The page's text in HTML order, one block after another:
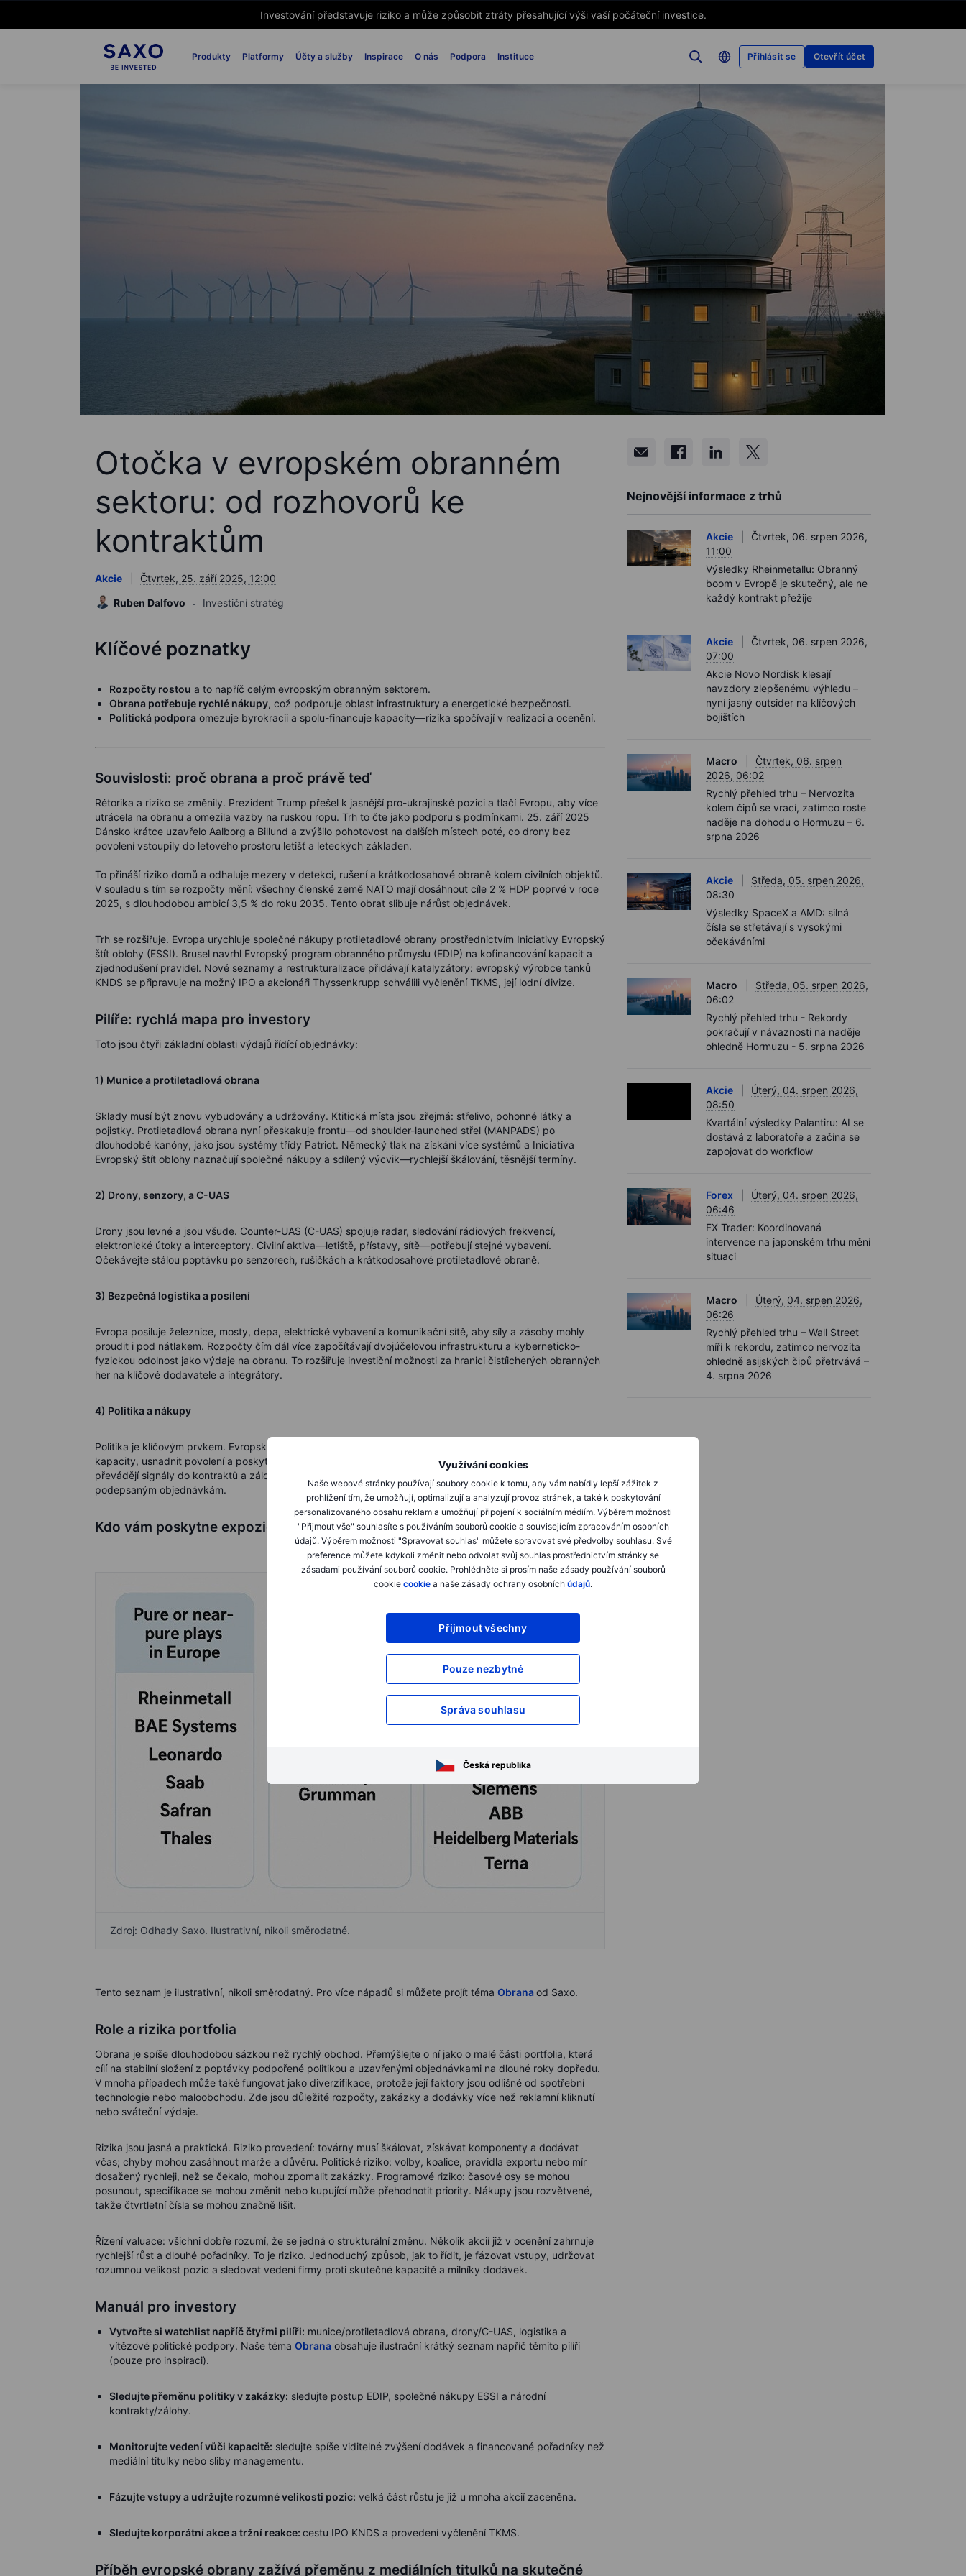
Investování představuje riziko a může způsobit ztráty přesahující výši vaší počáteční investice.
Produkty Platformy Účty a služby Inspirace O nás Podpora Instituce Přihlásit se Otevřít účet
Využívání cookies
Naše webové stránky používají soubory cookie k tomu, aby vám nabídly lepší zážitek z
prohlížení tím, že umožňují, optimalizují a analyzují provoz stránek, a také k poskytování
personalizovaného obsahu reklam a umožňují připojení k sociálním médiím. Výběrem možnosti
"Přijmout vše" souhlasíte s používáním souborů cookie a souvisejícím zpracováním osobních
údajů. Výběrem možnosti "Spravovat souhlas" můžete spravovat své předvolby souhlasu. Své
preference můžete kdykoli změnit nebo odvolat svůj souhlas prostřednictvím stránky se
zásadami používání souborů cookie. Prohlédněte si prosím naše zásady používání souborů
cookie cookie a naše zásady ochrany osobních údajů.
Přijmout všechny
Pouze nezbytné
Správa souhlasu
Česká republika
Otočka v evropském obranném
sektoru: od rozhovorů ke
kontraktům
Akcie
Čtvrtek, 25. září 2025, 12:00
Ruben Dalfovo
Investiční stratég
Klíčové poznatky
Rozpočty rostou a to napříč celým evropským obranným sektorem.
Obrana potřebuje rychlé nákupy, což podporuje oblast infrastruktury a energetické bezpečnosti.
Politická podpora omezuje byrokracii a spolu-financuje kapacity—rizika spočívají v realizaci a ocenění.
Souvislosti: proč obrana a proč právě teď
Rétorika a riziko se změnily. Prezident Trump přešel k jasnější pro-ukrajinské pozici a tlačí Evropu, aby více
utrácela na obranu a omezila vazby na ruskou ropu. Trh to čte jako podporu s podmínkami. 25. září 2025
Dánsko krátce uzavřelo Aalborg a Billund a zvýšilo pohotovost na dalších místech poté, co drony bez
povolení vstoupily do letového prostoru letišť a leteckých základen.
To přináší riziko domů a odhaluje mezery v detekci, rušení a krátkodosahové obraně kolem civilních objektů.
V souladu s tím se rozpočty mění: všechny členské země NATO mají dosáhnout cíle 2 % HDP poprvé v roce
2025, s dlouhodobou ambicí 3,5 % do roku 2035. Tento obrat slibuje nárůst objednávek.
Trh se rozšiřuje. Evropa urychluje společné nákupy protiletadlové obrany prostřednictvím Iniciativy Evropský
štít oblohy (ESSI). Brusel navrhl Evropský program obranného průmyslu (EDIP) na kofinancování kapacit a
zjednodušení pravidel. Nové seznamy a restrukturalizace přidávají katalyzátory: evropský výrobce tanků
KNDS se připravuje na možný IPO a akcionáři Thyssenkrupp schválili vyčlenění TKMS, její lodní divize.
Pilíře: rychlá mapa pro investory
Toto jsou čtyři základní oblasti výdajů řídící objednávky:
1) Munice a protiletadlová obrana
Sklady musí být znovu vybudovány a udržovány. Ktitická místa jsou zřejmá: střelivo, pohonné látky a
pojistky. Protiletadlová obrana nyní přeskakuje frontu—od shoulder-launched střel (MANPADS) po
dlouhodobé kanóny, jako jsou systémy třídy Patriot. Německý tlak na získání více systémů a Iniciativa
Evropský štít oblohy naznačují společné nákupy a sdílený výcvik—rychlejší škálování, těsnější termíny.
2) Drony, senzory, a C-UAS
Drony jsou levné a jsou všude. Counter-UAS (C-UAS) spojuje radar, sledování rádiových frekvencí,
elektronické útoky a interceptory. Civilní aktiva—letiště, přístavy, sítě—potřebují stejné vybavení.
Očekávejte stálou poptávku po senzorech, rušičkách a krátkodosahové protiletadlové obraně.
3) Bezpečná logistika a posílení
Evropa posiluje železnice, mosty, depa, elektrické vybavení a komunikační sítě, aby síly a zásoby mohly
proudit i pod nátlakem. Rozpočty čím dál více započítávají dvojúčelovou infrastrukturu a kyberneticko-
fyzickou odolnost jako výdaje na obranu. To rozšiřuje investiční možnosti za hranici čistíicherých obranných
her na klíčové dodavatele a integrátory.
4) Politika a nákupy
Politika je klíčovým prvkem. Evropský program obranného průmyslu (EDIP) má za cíl spolu-financovat
kapacity, usnadnit povolení a poskytnout víceleté příkladové signály. Národní rámce a závazky NATO pak
převádějí signály do kontraktů a záloh. Investoři by měli sledovat přechod od politického textu k
podepsaným objednávkám.
Kdo vám poskytne expozici
Zdroj: Odhady Saxo. Ilustrativní, nikoli směrodatné.
Tento seznam je ilustrativní, nikoli směrodatný. Pro více nápadů si můžete projít téma Obrana od Saxo.
Role a rizika portfolia
Obrana je spíše dlouhodobou sázkou než rychlý obchod. Přemýšlejte o ní jako o malé části portfolia, která
cílí na stabilní složení z poptávky podpořené politikou a uzavřenými objednávkami na dlouhé roky dopředu.
V mnoha případech může také fungovat jako diverzifikace, protože její faktory jsou odlišné od spotřební
technologie nebo maloobchodu. Zde jsou důležité rozpočty, zakázky a dodávky více než reklamní kliknutí
nebo sváteční výdaje.
Rizika jsou jasná a praktická. Riziko provedení: továrny musí škálovat, získávat komponenty a dodávat
včas; chyby mohou zasáhnout marže a důvěru. Politické riziko: volby, koalice, pravidla exportu nebo mír
dosažený rychleji, než se čekalo, mohou zpomalit zakázky. Programové riziko: časové osy se mohou
posunout, specifikace se mohou změnit nebo kupující může přehodnotit priority. Nákupy jsou rozvětvené,
takže čtvrtletní čísla se mohou značně lišit.
Řízení valuace: všichni dobře rozumí, že se jedná o strukturální změnu. Několik akcií již v ocenění zahrnuje
rychlejší růst a dlouhé pořadníky. To je riziko. Jednoduchý způsob, jak to řídit, je fázovat vstupy, udržovat
rozumnou velikost pozic a sledovat vedení firmy proti skutečné kapacitě a milníky dodávek.
Manuál pro investory
Vytvořte si watchlist napříč čtyřmi pilíři: munice/protiletadlová obrana, drony/C-UAS, logistika a
vítězové politické podpory. Naše téma Obrana obsahuje ilustrační krátký seznam napříč těmito pilíři
(pouze pro inspiraci).
Sledujte přeměnu politiky v zakázky: sledujte postup EDIP, společné nákupy ESSI a národní
kontrakty/zálohy.
Monitorujte vedení vůči kapacitě: sledujte spíše viditelné zvýšení dodávek a financované pořadníky než
mediální titulky nebo sliby managementu.
Fázujte vstupy a udržujte rozumné velikosti pozic: velká část růstu je již u mnoha akcií zaceněna.
Sledujte korporátní akce a tržní reakce: cestu IPO KNDS a provedení vyčlenění TKMS.
Příběh evropské obrany zažívá přeměnu z mediálních titulků na skutečné
Nejnovější informace z trhů
Akcie
Čtvrtek, 06. srpen 2026,
11:00
Výsledky Rheinmetallu: Obranný
boom v Evropě je skutečný, ale ne
každý kontrakt přežije
Akcie
Čtvrtek, 06. srpen 2026,
07:00
Akcie Novo Nordisk klesají
navzdory zlepšenému výhledu –
nyní jasný outsider na klíčových
bojištích
Macro
Čtvrtek, 06. srpen
2026, 06:02
Rychlý přehled trhu – Nervozita
kolem čipů se vrací, zatímco roste
naděje na dohodu o Hormuzu – 6.
srpna 2026
Akcie
Středa, 05. srpen 2026,
08:30
Výsledky SpaceX a AMD: silná
čísla se střetávají s vysokými
očekáváními
Macro
Středa, 05. srpen 2026,
06:02
Rychlý přehled trhu - Rekordy
pokračují v návaznosti na naděje
ohledně Hormuzu - 5. srpna 2026
Akcie
Úterý, 04. srpen 2026,
08:50
Kvartální výsledky Palantiru: AI se
dostává z laboratoře a začína se
zapojovat do workflow
Forex
Úterý, 04. srpen 2026,
06:46
FX Trader: Koordinovaná
intervence na japonském trhu mění
situaci
Macro
Úterý, 04. srpen 2026,
06:26
Rychlý přehled trhu – Wall Street
míří k rekordu, zatímco nervozita
ohledně asijských čipů přetrvává –
4. srpna 2026